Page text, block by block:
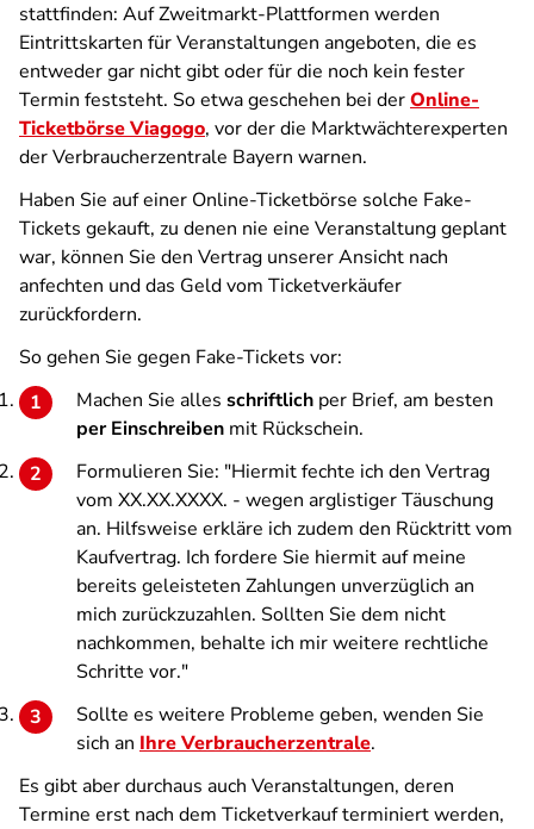
stattfinden: Auf Zweitmarkt-Plattformen werden
Eintrittskarten für Veranstaltungen angeboten, die es
entweder gar nicht gibt oder für die noch kein fester
Termin feststeht. So etwa geschehen bei derOnline-
Ticketbörse Viagogo, vor der die Marktwächterexperten
der Verbraucherzentrale Bayern warnen.
Haben Sie auf einer Online-Ticketbörse solche Fake-
Tickets gekauft, zu denen nie eine Veranstaltung geplant
war, können Sie den Vertrag unserer Ansicht nach
anfechten und das Geld vom Ticketverkäufer
zurückfordern.
So gehen Sie gegen Fake-Tickets vor:
Machen Sie alles schriftlich per Brief, am besten
per Einschreiben mit Rückschein.
Formulieren Sie: "Hiermit fechte ich den Vertrag
vom XX.XX.XXXX. - wegen arglistiger Täuschung
an. Hilfsweise erkläre ich zudem den Rücktritt vom
Kaufvertrag. Ich fordere Sie hiermit auf meine
bereits geleisteten Zahlungen unverzüglich an
mich zurückzuzahlen. Sollten Sie dem nicht
nachkommen, behalte ich mir weitere rechtliche
Schritte vor."
Sollte es weitere Probleme geben, wenden Sie
sich an Ihre Verbraucherzentrale.
Es gibt aber durchaus auch Veranstaltungen, deren
Termine erst nach dem Ticketverkauf terminiert werden,